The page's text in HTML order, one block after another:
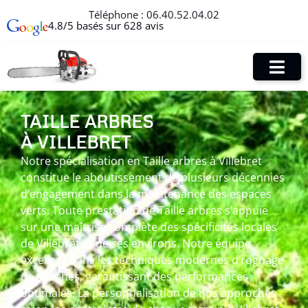
Téléphone : 06.40.52.04.02
4.8/5 basés sur 628 avis
TAILLE ARBRES
À VILLEBRET
Notre spécialisation en Taille arbres à Villebret
constitue le aboutissement de plusieurs décennies
d’engagement dans la maintenance des espaces
verts. Toute prestation de Taille arbres s’appuie
sur une maîtrise complète des spécificités locales
de Villebret et de ses environs. Notre équipe
excellent dans les techniques modernes d’rognage
de souches, garantissant des performances
optimales. La personnalisation de nos approches